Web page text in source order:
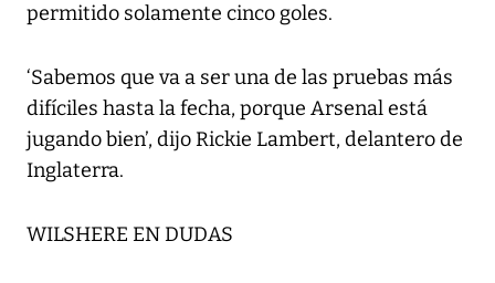
permitido solamente cinco goles.
‘Sabemos que va a ser una de las pruebas más
difíciles hasta la fecha, porque Arsenal está
jugando bien’, dijo Rickie Lambert, delantero de
Inglaterra.
WILSHERE EN DUDAS